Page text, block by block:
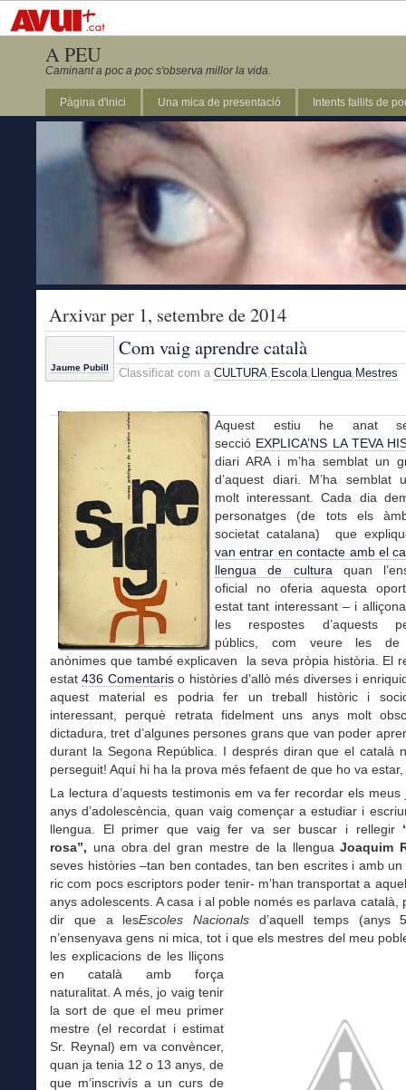
A PEU
Caminant a poc a poc s'observa millor la vida.
Pàgina d'inici Una mica de presentació Intents fallits de
Arxivar per 1, setembre de 2014
Jaume Pubill
Com vaig aprendre català
Classificat com a CULTURA, Escola, Llengua, Mestres
Aquest estiu he anat
secció EXPLICA’NS LA TEVA
diari ARA i m’ha semblat un
d’aquest diari. M’ha semblat
molt interessant. Cada dia
personatges (de tots els
societat catalana) que
van entrar en contacte amb el
llengua de cultura quan
oficial no oferia aquesta
estat tant interessant – i
les respostes d’aquests
públics, com veure les de
anònimes que també explicaven la seva pròpia història. El
estat436 Comentariso històries d’allò més diverses i
aquest material es podria fer un treball històric i
interessant, perquè retrata fidelment uns anys molt
dictadura, tret d’algunes persones grans que van poder
durant la Segona República. I després diran que el català
perseguit! Aquí hi ha la prova més fefaent de que ho va
La lectura d’aquests testimonis em va fer recordar els meus
anys d’adolescència, quan vaig començar a estudiar i
llengua. El primer que vaig fer va ser buscar i rellegir
rosa”, una obra del gran mestre de la llenguaJoaquim
seves històries –tan ben contades, tan ben escrites i amb
ric com pocs escriptors poder tenir- m’han transportat a
anys adolescents. A casa i al poble només es parlava català,
dir que a lesEscoles Nacionals d’aquell temps (anys
n’ensenyava gens ni mica, tot i que els mestres del meu
les explicacions de les lliçons
en català amb força
naturalitat. A més, jo vaig tenir
la sort de que el meu primer
mestre (el recordat i estimat
Sr. Reynal) em va convèncer,
quan ja tenia 12 o 13 anys, de
que m’inscrivís a un curs de